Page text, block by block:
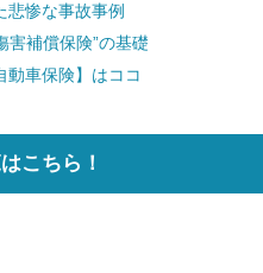
惨な事故事例
補償保険”の基礎
車保険】はココ
こちら！